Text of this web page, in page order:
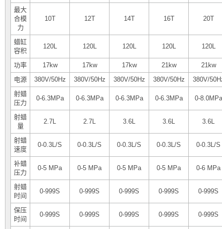
最大
合模
力
10T 12T 14T 16T 20T
蜡缸
容积
120L 120L 120L 120L 120L
功率 17kw 17kw 17kw 21kw
21kw
电源
380V/50Hz 380V/50Hz 380V/50Hz 380V/50Hz
380V/
射蜡
压力
0-6.3MPa 0-6.3MPa 0-6.3MPa 0-6.3MPa 0-8.0MPa
射蜡
量
2.7L 2.7L 3.6L 3.6L 3.6L
射蜡
速度
0-0.3L/S 0-0.3L/S 0-0.3L/S 0-0.3L/S 0-0.3L/S
补蜡
压力
0-5 MPa 0-5 MPa 0-5 MPa 0-5 MPa 0-6 MPa
射蜡
时间
0-999S 0-999S 0-999S 0-999S 0-999S
保压
时间
0-999S 0-999S 0-999S 0-999S 0-999S